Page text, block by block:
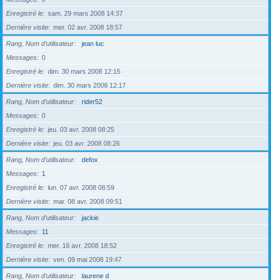
Enregistré le
sam. 29 mars 2008 14:37
Dernière visite
mer. 02 avr. 2008 18:57
Rang, Nom d’utilisateur
jean luc
Messages
0
Enregistré le
dim. 30 mars 2008 12:15
Dernière visite
dim. 30 mars 2008 12:17
Rang, Nom d’utilisateur
rider52
Messages
0
Enregistré le
jeu. 03 avr. 2008 08:25
Dernière visite
jeu. 03 avr. 2008 08:26
Rang, Nom d’utilisateur
defox
Messages
1
Enregistré le
lun. 07 avr. 2008 08:59
Dernière visite
mar. 08 avr. 2008 09:51
Rang, Nom d’utilisateur
jackie
Messages
11
Enregistré le
mer. 16 avr. 2008 18:52
Dernière visite
ven. 09 mai 2008 19:47
Rang, Nom d’utilisateur
laurene d